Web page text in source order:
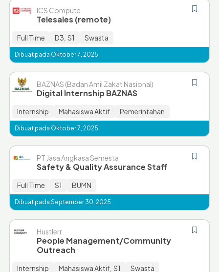
ICS Compute
Telesales (remote)
Full Time D3 S1 Swasta
Dibuat pada Oktober 7, 2025
BAZNAS (Badan Amil Zakat Nasional)
Digital Internship BAZNAS
Internship Mahasiswa Aktif Pemerintahan
Dibuat pada Oktober 7, 2025
PT Jasa Angkasa Semesta
Safety & Quality Assurance Staff
Full Time S1 BUMN
Dibuat pada September 30, 2025
Hustlerr
People Management/Community
Outreach
Internship Mahasiswa Aktif S1 Swasta